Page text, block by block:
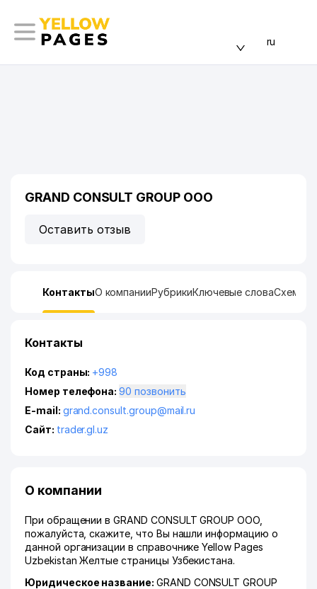
ru
GRAND CONSULT GROUP ООО
Оставить отзыв
КонтактыО компанииРубрикиКлючевые словаСхема
Контакты
Код страны: +998
Номер телефона:
90 позвонить
E-mail: grand.consult.group@mail.ru
Сайт: trader.gl.uz
О компании
При обращении в GRAND CONSULT GROUP ООО,
пожалуйста, скажите, что Вы нашли информацию о
данной организации в справочнике Yellow Pages
Uzbekistan Желтые страницы Узбекистана.
Юридическое название: GRAND CONSULT GROUP